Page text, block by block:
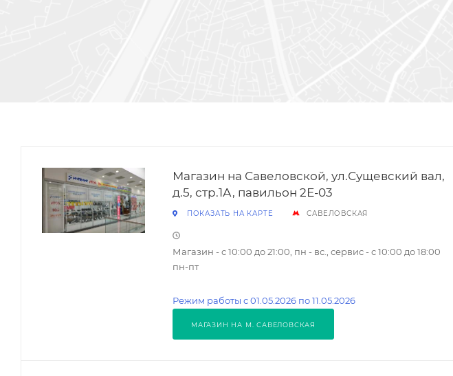
Магазин на Савеловской, ул.Сущевский вал,
д.5, стр.1А, павильон 2Е-03
ПОКАЗАТЬ НА КАРТЕ САВЕЛОВСКАЯ
Магазин - с 10:00 до 21:00, пн - вс., сервис - с 10:00 до 18:00
пн-пт
Режим работы с 01.05.2026 по 11.05.2026
МАГАЗИН НА М. САВЕЛОВСКАЯ